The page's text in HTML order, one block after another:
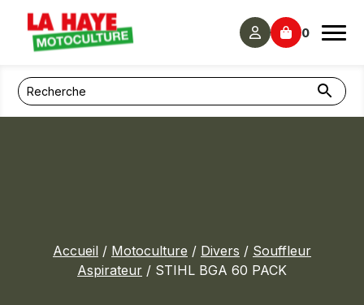
Panneau de gestion des cookies
0
Accueil / Motoculture / Divers / Souffleur
Aspirateur / STIHL BGA 60 PACK